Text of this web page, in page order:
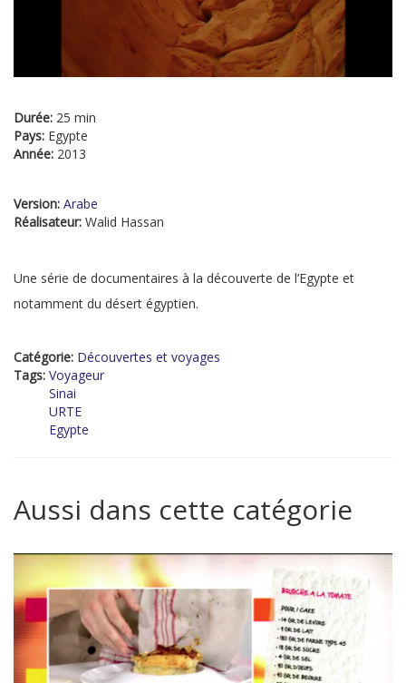
Durée: 25 min
Pays: Egypte
Année: 2013
Version: Arabe
Réalisateur: Walid Hassan
Une série de documentaires à la découverte de l’Egypte et
notamment du désert égyptien.
Catégorie: Découvertes et voyages
Tags: Voyageur
Sinai
URTE
Egypte
Aussi dans cette catégorie